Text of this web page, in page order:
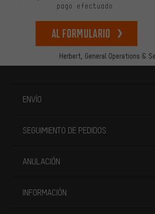
Herbert, General Operations &
pago efectuado.
Al formulario
ENVÍO
SEGUIMIENTO DE PEDIDOS
ANULACIÓN
INFORMACIÓN